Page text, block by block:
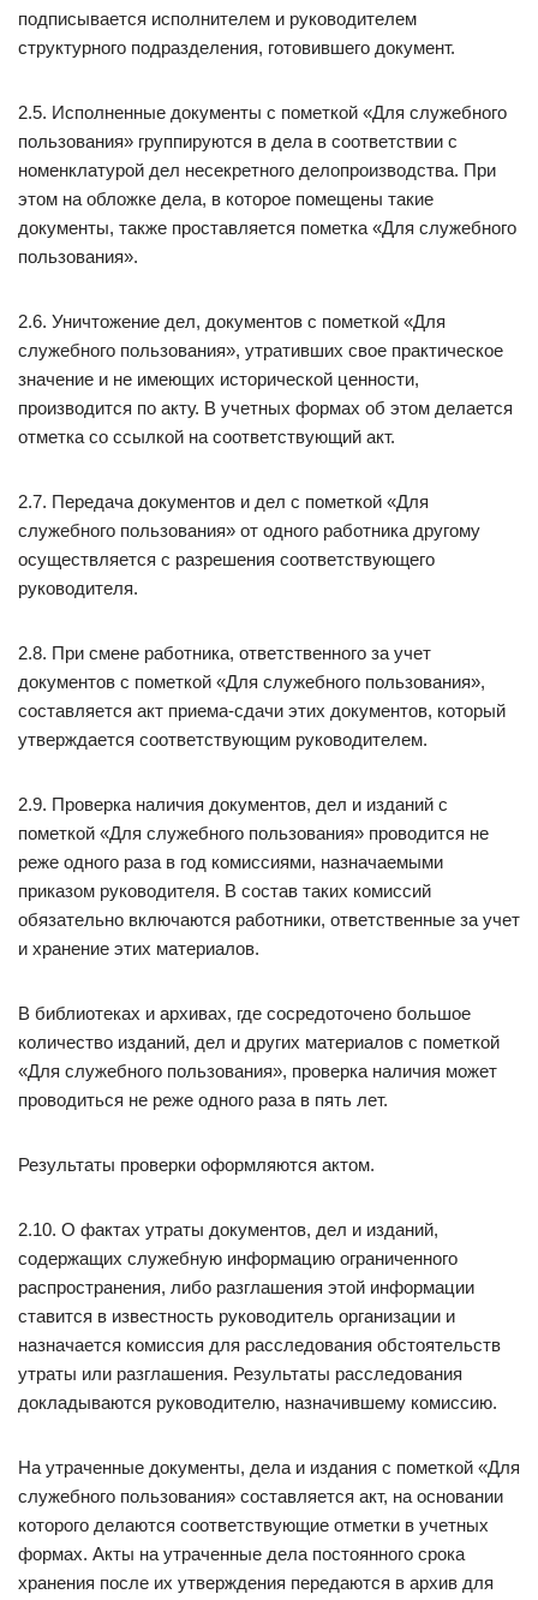
подписывается исполнителем и руководителем
структурного подразделения, готовившего документ.
2.5. Исполненные документы с пометкой «Для служебного
пользования» группируются в дела в соответствии с
номенклатурой дел несекретного делопроизводства. При
этом на обложке дела, в которое помещены такие
документы, также проставляется пометка «Для служебного
пользования».
2.6. Уничтожение дел, документов с пометкой «Для
служебного пользования», утративших свое практическое
значение и не имеющих исторической ценности,
производится по акту. В учетных формах об этом делается
отметка со ссылкой на соответствующий акт.
2.7. Передача документов и дел с пометкой «Для
служебного пользования» от одного работника другому
осуществляется с разрешения соответствующего
руководителя.
2.8. При смене работника, ответственного за учет
документов с пометкой «Для служебного пользования»,
составляется акт приема-сдачи этих документов, который
утверждается соответствующим руководителем.
2.9. Проверка наличия документов, дел и изданий с
пометкой «Для служебного пользования» проводится не
реже одного раза в год комиссиями, назначаемыми
приказом руководителя. В состав таких комиссий
обязательно включаются работники, ответственные за учет
и хранение этих материалов.
В библиотеках и архивах, где сосредоточено большое
количество изданий, дел и других материалов с пометкой
«Для служебного пользования», проверка наличия может
проводиться не реже одного раза в пять лет.
Результаты проверки оформляются актом.
2.10. О фактах утраты документов, дел и изданий,
содержащих служебную информацию ограниченного
распространения, либо разглашения этой информации
ставится в известность руководитель организации и
назначается комиссия для расследования обстоятельств
утраты или разглашения. Результаты расследования
докладываются руководителю, назначившему комиссию.
На утраченные документы, дела и издания с пометкой «Для
служебного пользования» составляется акт, на основании
которого делаются соответствующие отметки в учетных
формах. Акты на утраченные дела постоянного срока
хранения после их утверждения передаются в архив для